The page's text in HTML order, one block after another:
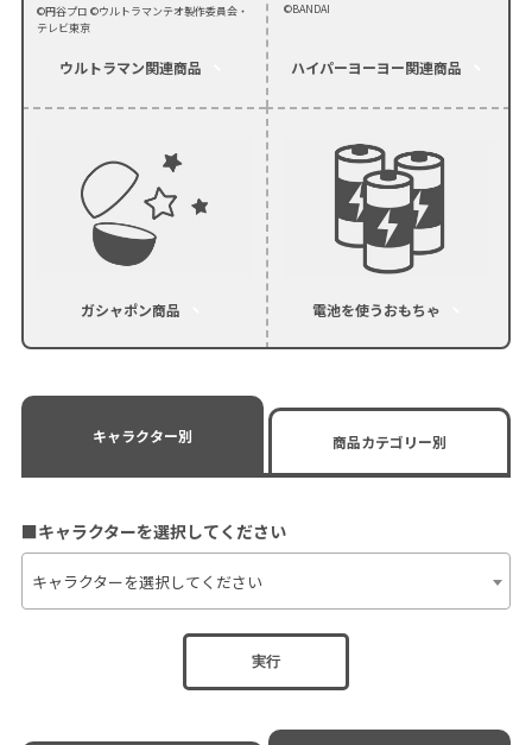
©円谷プロ ©ウルトラマンテオ製作委員会・
テレビ東京
ウルトラマン関連商品
©BANDAI
ハイパーヨーヨー関連商品
ガシャポン商品 電池を使うおもちゃ
キャラクター別 商品カテゴリー別
■キャラクターを選択してください
キャラクターを選択してください
実行